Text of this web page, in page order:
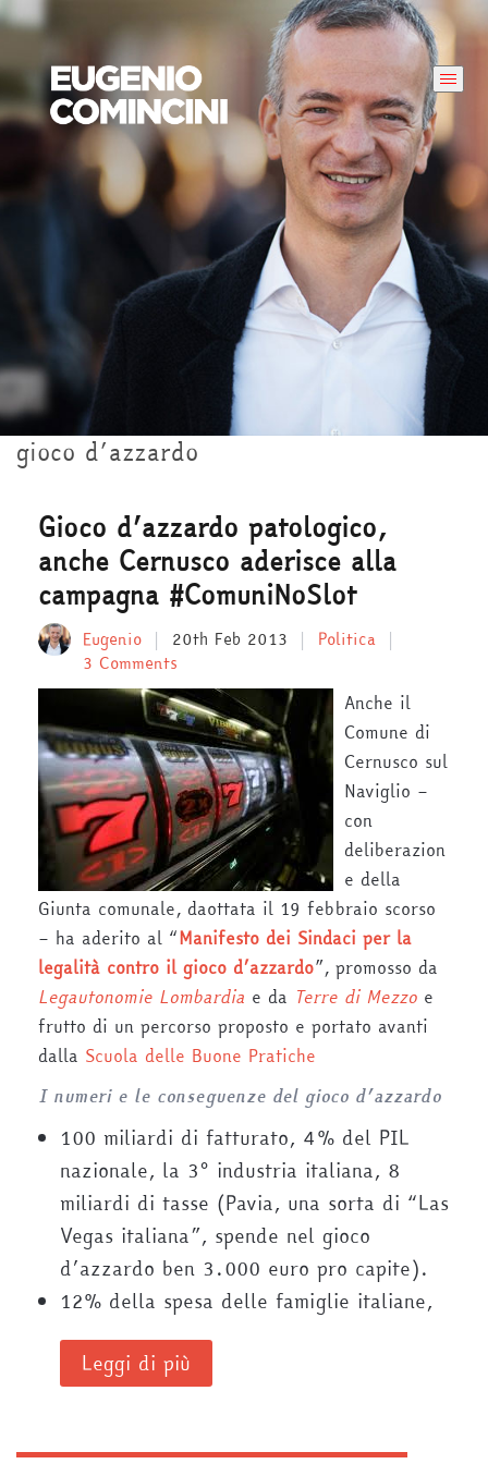
gioco d’azzardo
Gioco d’azzardo patologico,
anche Cernusco aderisce alla
campagna #ComuniNoSlot
Eugenio 20th Feb 2013
Politica
3 Comments
Anche il
Comune di
Cernusco sul
Naviglio –
con
deliberazion
e della
Giunta comunale, daottata il 19 febbraio scorso
– ha aderito al “Manifesto dei Sindaci per la
legalità contro il gioco d’azzardo”, promosso da
Legautonomie Lombardia e da Terre di Mezzo e
frutto di un percorso proposto e portato avanti
dalla Scuola delle Buone Pratiche
I numeri e le conseguenze del gioco d’azzardo
100 miliardi di fatturato, 4% del PIL
nazionale, la 3° industria italiana, 8
miliardi di tasse (Pavia, una sorta di “Las
Vegas italiana”, spende nel gioco
d’azzardo ben 3.000 euro pro capite).
12% della spesa delle famiglie italiane,
Leggi di più